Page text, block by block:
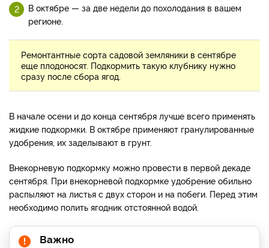
В октябре — за две недели до похолодания в вашем
регионе.
Ремонтантные сорта садовой земляники в сентябре
еще плодоносят. Подкормить такую клубнику нужно
сразу после сбора ягод.
В начале осени и до конца сентября лучше всего применять
жидкие подкормки. В октябре применяют гранулированные
удобрения, их заделывают в грунт.
Внекорневую подкормку можно провести в первой декаде
сентября. При внекорневой подкормке удобрение обильно
распыляют на листья с двух сторон и на побеги. Перед этим
необходимо полить ягодник отстоянной водой.
Важно